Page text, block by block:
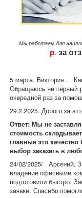
документ из
образцу. Все
образцов.
Мы работаем для
р. за
5 марта. Виктория .
Обращаюсь не первый
очередной раз за
29.2.2025. Дорого за
Ответ: Мы не
стоимость
главные это
выбор заказать в
24/02/2025/ Арсений.
владение офисными
подготовили быстро.
заявки. Спасибо